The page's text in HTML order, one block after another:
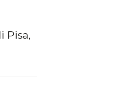
Pisa,